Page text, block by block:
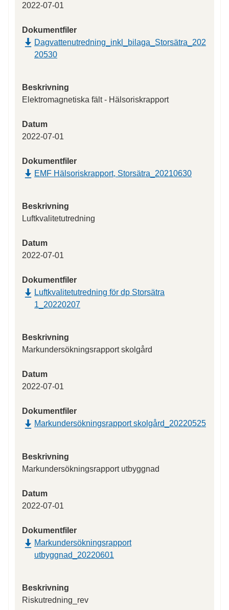
2022-07-01
Dokumentfiler
Dagvattenutredning_inkl_bilaga_Storsätra_202
20530
Beskrivning
Elektromagnetiska fält - Hälsoriskrapport
Datum
2022-07-01
Dokumentfiler
EMF Hälsoriskrapport, Storsätra_20210630
Beskrivning
Luftkvalitetutredning
Datum
2022-07-01
Dokumentfiler
Luftkvalitetutredning för dp Storsätra
1_20220207
Beskrivning
Markundersökningsrapport skolgård
Datum
2022-07-01
Dokumentfiler
Markundersökningsrapport skolgård_20220525
Beskrivning
Markundersökningsrapport utbyggnad
Datum
2022-07-01
Dokumentfiler
Markundersökningsrapport
utbyggnad_20220601
Beskrivning
Riskutredning_rev